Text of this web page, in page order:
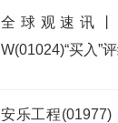
全球观速讯
W(01024)“买入”
安乐工程(01977)